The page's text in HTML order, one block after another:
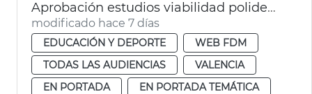
Aprobación estudios viabilidad polideportivos San Isidro Marxalenes
modificado hace 7 días
EDUCACIÓN Y DEPORTE
WEB FDM
TODAS LAS AUDIENCIAS
VALENCIA
EN PORTADA
EN PORTADA TEMÁTICA